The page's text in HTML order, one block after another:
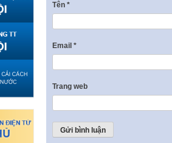
Tên *
Email *
Trang web